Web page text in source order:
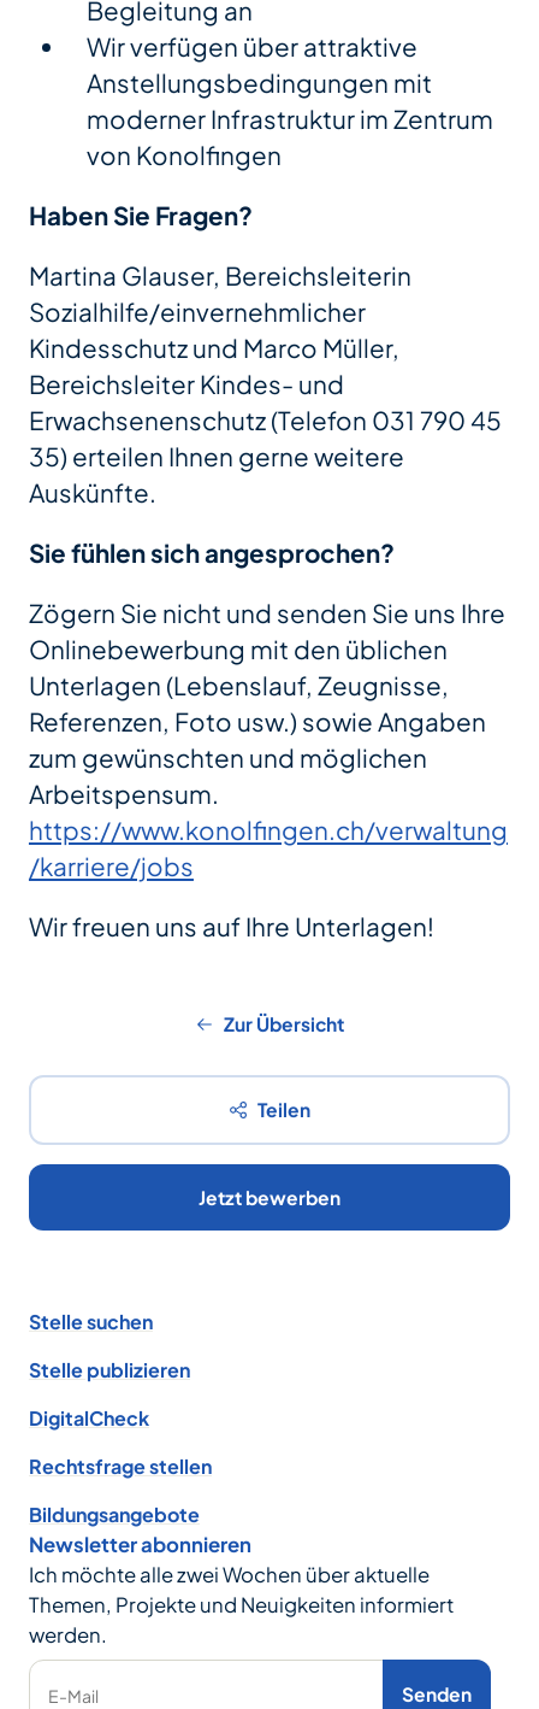
Begleitung an
Wir verfügen über attraktive
Anstellungsbedingungen mit
moderner Infrastruktur im Zentrum
von Konolfingen
Haben Sie Fragen?
Martina Glauser, Bereichsleiterin
Sozialhilfe/einvernehmlicher
Kindesschutz und Marco Müller,
Bereichsleiter Kindes- und
Erwachsenenschutz (Telefon 031 790 45
35) erteilen Ihnen gerne weitere
Auskünfte.
Sie fühlen sich angesprochen?
Zögern Sie nicht und senden Sie uns Ihre
Onlinebewerbung mit den üblichen
Unterlagen (Lebenslauf, Zeugnisse,
Referenzen, Foto usw.) sowie Angaben
zum gewünschten und möglichen
Arbeitspensum.
https://www.konolfingen.ch/verwaltung
/karriere/jobs
Wir freuen uns auf Ihre Unterlagen!
Zur Übersicht
Teilen
Jetzt bewerben
Stelle suchen
Stelle publizieren
DigitalCheck
Rechtsfrage stellen
Bildungsangebote
Newsletter abonnieren
Ich möchte alle zwei Wochen über aktuelle
Themen, Projekte und Neuigkeiten informiert
werden.
E-Mail Senden